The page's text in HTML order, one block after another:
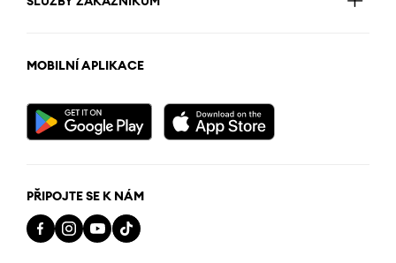
MOBILNÍ APLIKACE
PŘIPOJTE SE K NÁM